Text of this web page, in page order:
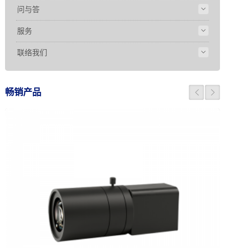
问与答
服务
联络我们
畅销产品